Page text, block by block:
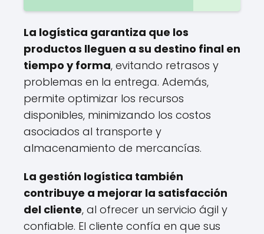
La logística garantiza que los
productos lleguen a su destino final en
tiempo y forma, evitando retrasos y
problemas en la entrega. Además,
permite optimizar los recursos
disponibles, minimizando los costos
asociados al transporte y
almacenamiento de mercancías.
La gestión logística también
contribuye a mejorar la satisfacción
del cliente, al ofrecer un servicio ágil y
confiable. El cliente confía en que sus